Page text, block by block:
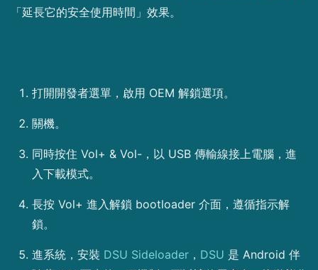
「延長它的安全使用時間」效果。
打開開發者選單，啟用 OEM 解鎖選項。
關機。
同時按住 Vol+ & Vol-，以 USB 傳輸線接上電腦，進
入下載模式。
長按 Vol+ 進入解鎖 bootloader 介面，遵循指示解
鎖。
進系統，安裝 DSU Sideloader ， DSU 是 Android 伴